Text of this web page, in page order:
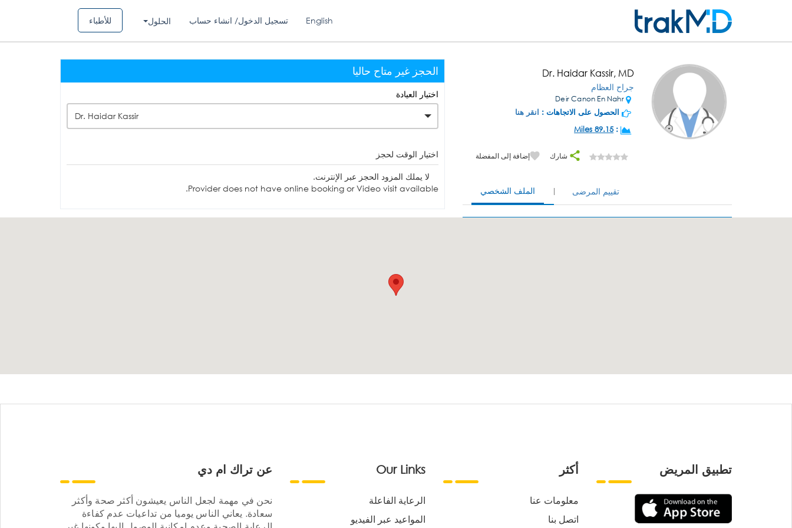
للأطباء الحلول تسجيل الدخول/ انشاء حساب English
Dr. Haidar Kassir, MD
جراح العظام
Deir Canon En Nahr
الحصول على الاتجاهات : انقر هنا
:
89.15 Miles
شارك إضافة إلى المفضلة
الملف الشخصي تقييم المرضى
الحجز غير متاح حاليا
اختيار العيادة
Dr. Haidar Kassir
اختيار الوقت لحجز
لا يملك المزود الحجز عبر الإنترنت.
Provider does not have online booking or Video visit available.
عن تراك ام دي
نحن في مهمة لجعل الناس يعيشون أكثر صحة وأكثر
سعادة. يعاني الناس يوميا من تداعيات عدم كفاءة
Our Links
الرعاية الفاعلة
المواعيد عبر الفيديو
أكثر
معلومات عنا
اتصل بنا
تطبيق المريض